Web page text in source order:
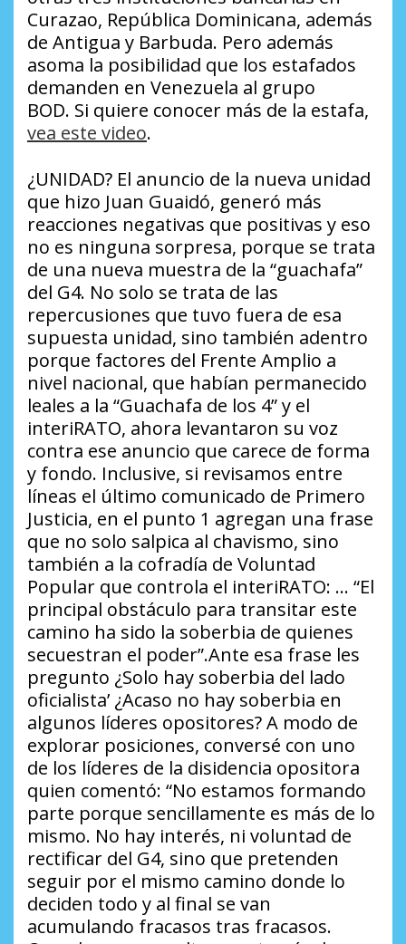
Curazao, República Dominicana, además
de Antigua y Barbuda. Pero además
asoma la posibilidad que los estafados
demanden en Venezuela al grupo
BOD. Si quiere conocer más de la estafa,
vea este video.
¿UNIDAD? El anuncio de la nueva unidad
que hizo Juan Guaidó, generó más
reacciones negativas que positivas y eso
no es ninguna sorpresa, porque se trata
de una nueva muestra de la “guachafa”
del G4. No solo se trata de las
repercusiones que tuvo fuera de esa
supuesta unidad, sino también adentro
porque factores del Frente Amplio a
nivel nacional, que habían permanecido
leales a la “Guachafa de los 4” y el
interiRATO, ahora levantaron su voz
contra ese anuncio que carece de forma
y fondo. Inclusive, si revisamos entre
líneas el último comunicado de Primero
Justicia, en el punto 1 agregan una frase
que no solo salpica al chavismo, sino
también a la cofradía de Voluntad
Popular que controla el interiRATO: … “El
principal obstáculo para transitar este
camino ha sido la soberbia de quienes
secuestran el poder”.Ante esa frase les
pregunto ¿Solo hay soberbia del lado
oficialista’ ¿Acaso no hay soberbia en
algunos líderes opositores? A modo de
explorar posiciones, conversé con uno
de los líderes de la disidencia opositora
quien comentó: “No estamos formando
parte porque sencillamente es más de lo
mismo. No hay interés, ni voluntad de
rectificar del G4, sino que pretenden
seguir por el mismo camino donde lo
deciden todo y al final se van
acumulando fracasos tras fracasos.